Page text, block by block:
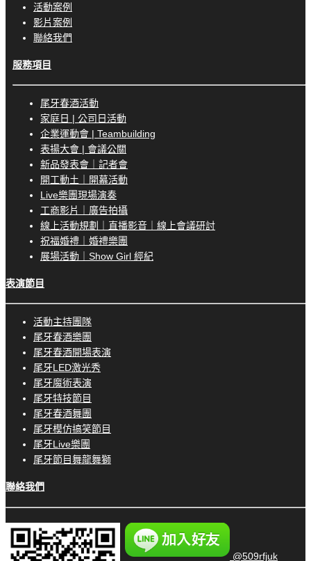
活動案例
影片案例
聯絡我們
服務項目
尾牙春酒活動
家庭日 | 公司日活動
企業運動會 | Teambuilding
表揚大會 | 會議公關
新品發表會｜記者會
開工動土｜開幕活動
Live樂團現場演奏
工商影片｜廣告拍攝
線上活動規劃｜直播影音｜線上會議研討
祝福婚禮｜婚禮樂團
展場活動｜Show Girl 經紀
表演節目
活動主持團隊
尾牙春酒樂團
尾牙春酒開場表演
尾牙LED激光秀
尾牙魔術表演
尾牙特技節目
尾牙春酒舞團
尾牙模仿搞笑節目
尾牙Live樂團
尾牙節目舞龍舞獅
聯絡我們
@509rfjuk